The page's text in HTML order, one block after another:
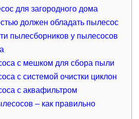
для загородного дома
должен обладать пылесос
пылесборников у пылесосов
с мешком для сбора пыли
с системой очистки циклон
с аквафильтром
– как правильно